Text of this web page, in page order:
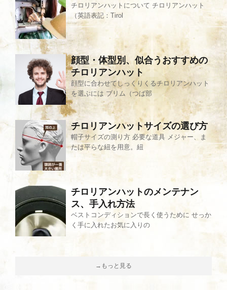
チロリアンハットについて チロリアンハット
（英語表記：Tirol
顔型・体型別、似合うおすすめの
チロリアンハット
顔型に合わせてしっくりくるチロリアンハット
を選ぶには ブリム（つば部
チロリアンハットサイズの選び方
帽子サイズの測り方 必要な道具 メジャー、ま
たは平らな紐を用意。紐
チロリアンハットのメンテナン
ス、手入れ方法
ベストコンディションで長く使うために せっか
く手に入れたお気に入りの
→もっと見る